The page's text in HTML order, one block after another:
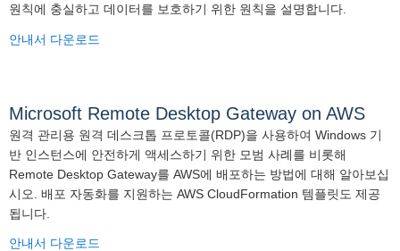
원칙에 충실하고 데이터를 보호하기 위한 원칙을 설명합니다.
안내서 다운로드
Microsoft Remote Desktop Gateway on AWS
원격 관리용 원격 데스크톱 프로토콜(RDP)을 사용하여 Windows 기
반 인스턴스에 안전하게 액세스하기 위한 모범 사례를 비롯해
Remote Desktop Gateway를 AWS에 배포하는 방법에 대해 알아보십
시오. 배포 자동화를 지원하는 AWS CloudFormation 템플릿도 제공
됩니다.
안내서 다운로드